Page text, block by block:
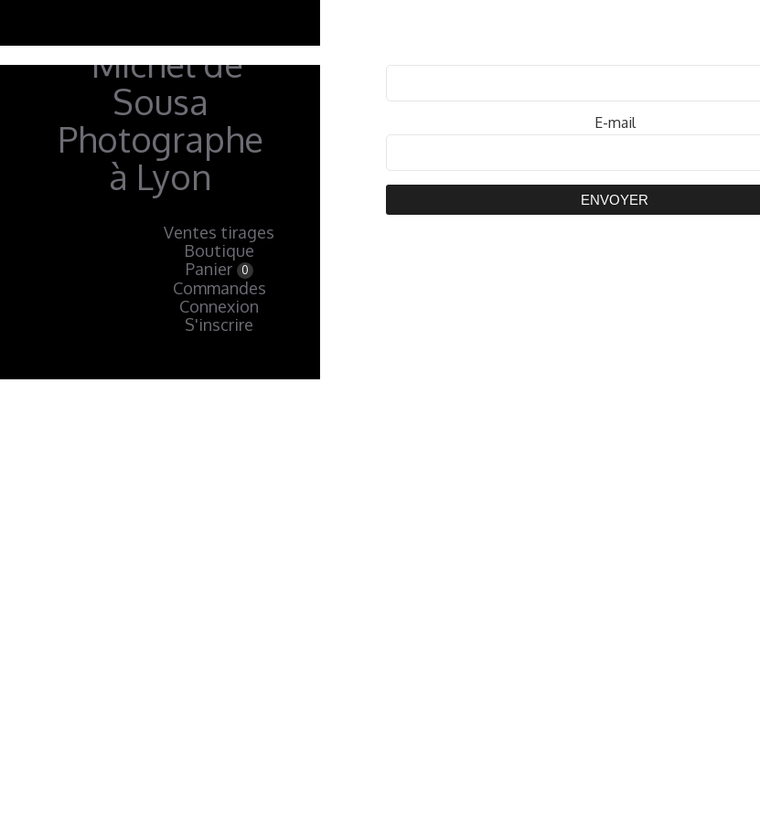
Ventes tirages
Boutique
Panier
0
Commandes
Connexion
S'inscrire
E-mail
ENVOYER